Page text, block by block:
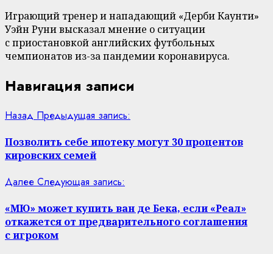
Играющий тренер и нападающий «Дерби Каунти»
Уэйн Руни высказал мнение о ситуации
с приостановкой английских футбольных
чемпионатов из-за пандемии коронавируса.
Навигация записи
Назад Предыдущая запись:
Позволить себе ипотеку могут 30 процентов
кировских семей
Далее Следующая запись:
«МЮ» может купить ван де Бека, если «Реал»
откажется от предварительного соглашения
с игроком